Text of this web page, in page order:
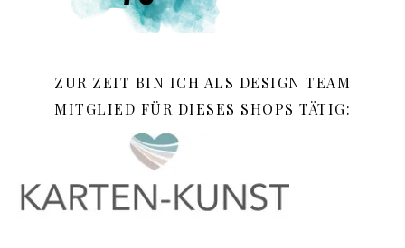
ZUR ZEIT BIN ICH ALS DESIGN TEAM
MITGLIED FÜR DIESES SHOPS TÄTIG: